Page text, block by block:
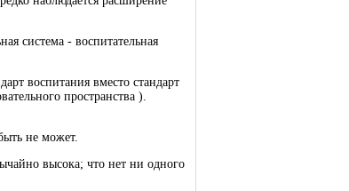
система - воспитательная
воспитания вместо стандарт
пространства ).
не может.
высока; что нет ни одного